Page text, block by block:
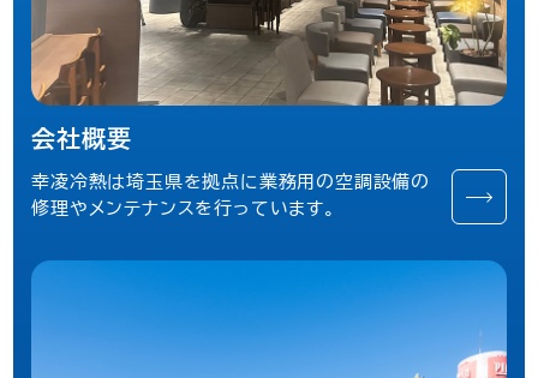
会社概要
幸凌冷熱は埼玉県を拠点に業務用の空調設備の
修理やメンテナンスを行っています。